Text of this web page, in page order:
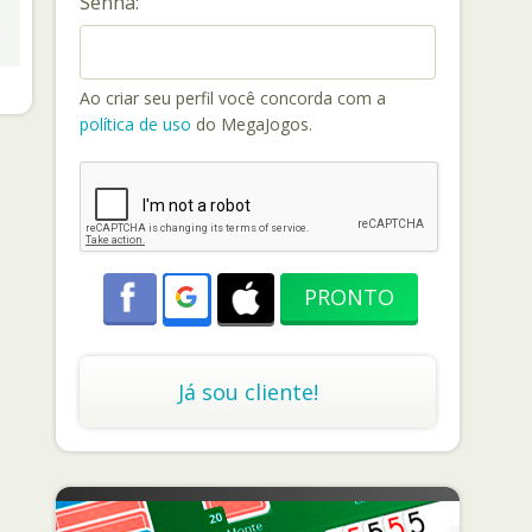
Ao criar seu perfil você concorda com a
política de uso do MegaJogos.
Já sou cliente!